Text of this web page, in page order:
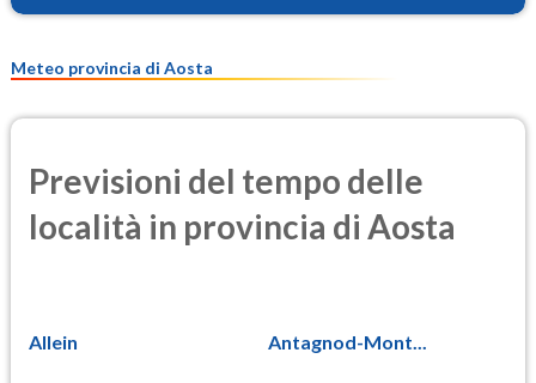
Meteo provincia di Aosta
Previsioni del tempo delle
località in provincia di Aosta
Allein Antagnod-Mont...